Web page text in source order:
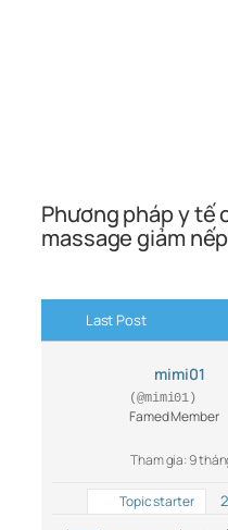
Phương pháp y tế
massage giảm
Last Post
mimi01
(@mimi01)
Famed Member
Tham gia: 9
Topic starter